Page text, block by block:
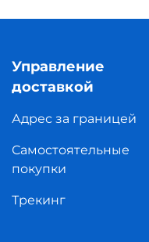
Управление
доставкой
Адрес за границей
Самостоятельные
покупки
Трекинг